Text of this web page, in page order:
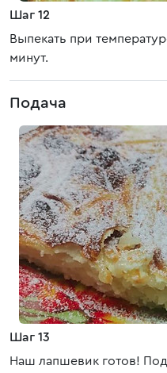
Шаг 12
Выпекать при
минут.
Подача
Шаг 13
Наш лапшевик готов!